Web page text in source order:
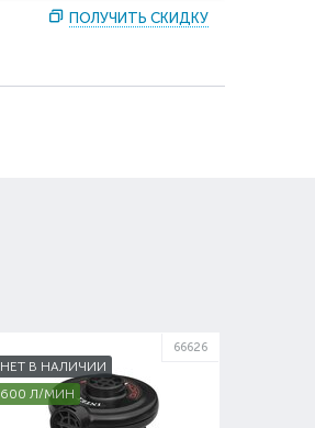
ПОЛУЧИТЬ СКИДКУ
НЕТ В НАЛИЧИИ
600 Л/МИН
66626